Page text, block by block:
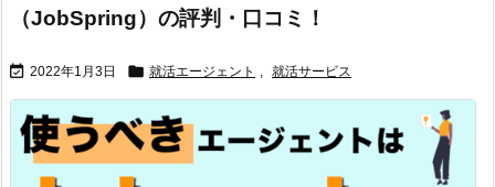
（JobSpring）の評判・口コミ！
 2022年1月3日  就活エージェント , 就活サービス